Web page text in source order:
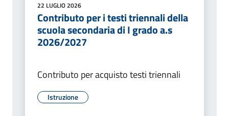
22 LUGLIO 2026
Contributo per i testi triennali della
scuola secondaria di I grado a.s
2026/2027
Contributo per acquisto testi triennali
Istruzione